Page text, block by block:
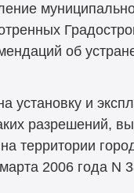
об
установку и
разрешений,
территории
2006 года N